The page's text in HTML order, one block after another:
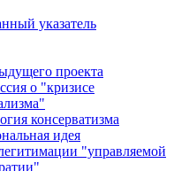
указатель
проекта
о "кризисе
консерватизма
идея
"управляемой